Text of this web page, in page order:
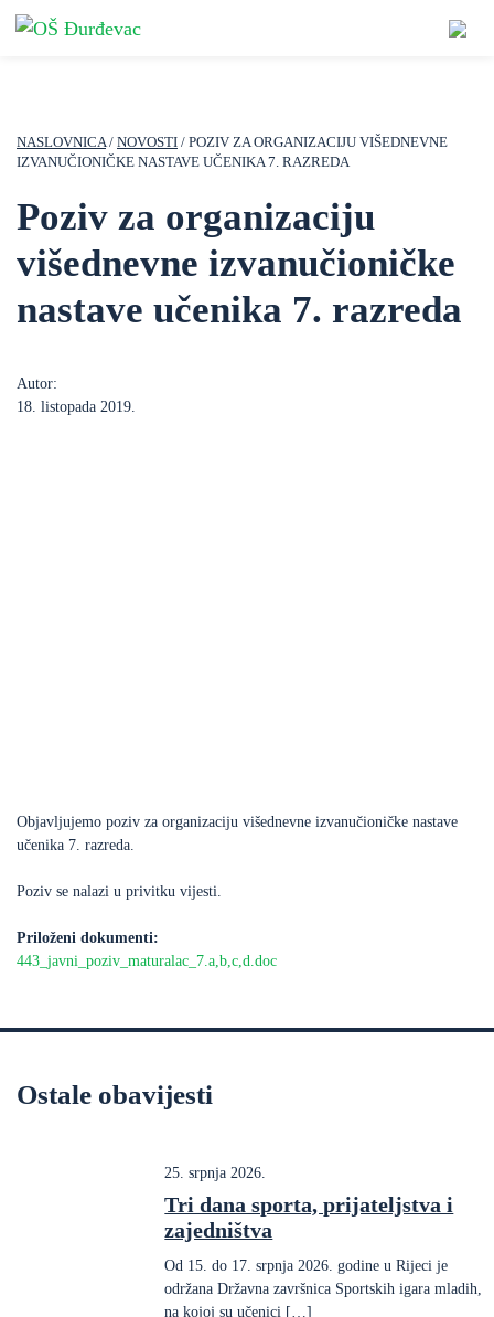
NASLOVNICA/ NOVOSTI / POZIV ZA ORGANIZACIJU VIŠEDNEVNE
IZVANUČIONIČKE NASTAVE UČENIKA 7. RAZREDA
Poziv za organizaciju
višednevne izvanučioničke
nastave učenika 7. razreda
Autor:
18. listopada 2019.
Objavljujemo poziv za organizaciju višednevne izvanučioničke nastave
učenika 7. razreda.
Poziv se nalazi u privitku vijesti.
Priloženi dokumenti:
443_javni_poziv_maturalac_7.a,b,c,d.doc
Ostale obavijesti
25. srpnja 2026.
Tri dana sporta, prijateljstva i
zajedništva
Od 15. do 17. srpnja 2026. godine u Rijeci je
održana Državna završnica Sportskih igara mladih,
na kojoj su učenici […]